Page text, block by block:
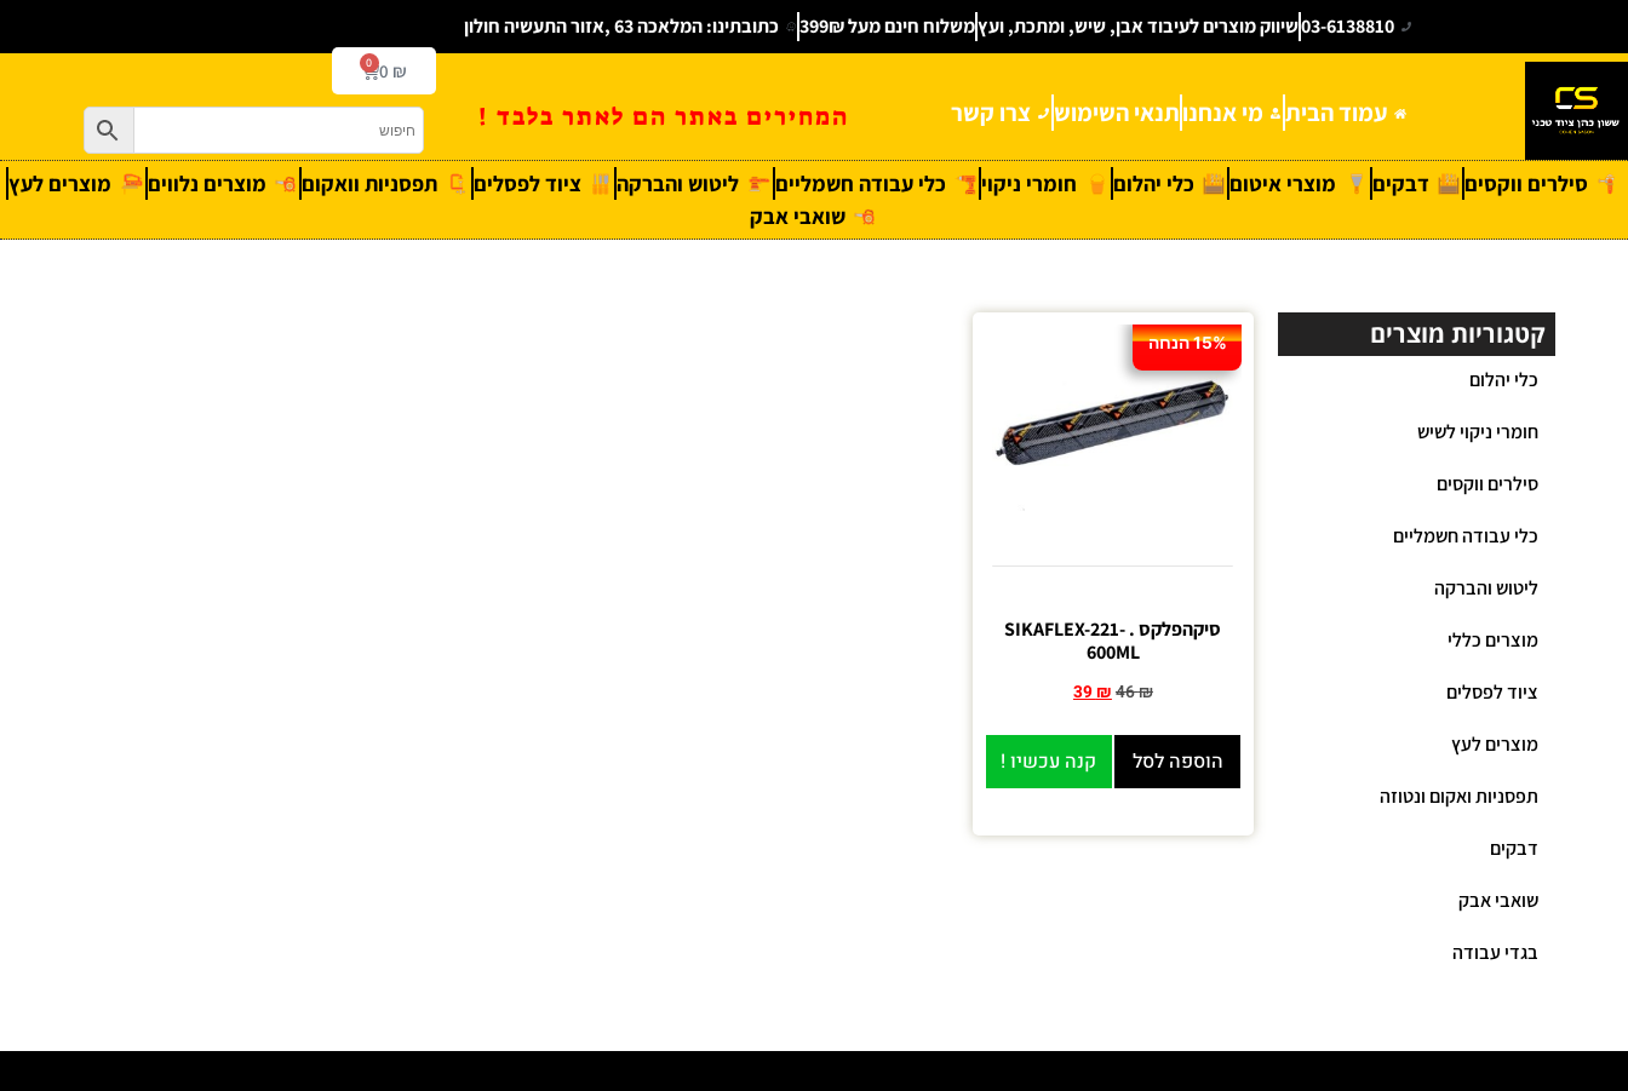
03-6138810שיווק מוצרים לעיבוד אבן, שיש, ומתכת, ועץמשלוח חינם מעל 399₪ כתובתינו: המלאכה 63 ,אזור התעשיה חולון
עמוד הבית מי אנחנותנאי השימוש צרו קשר המחירים באתר הם לאתר בלבד !
0 ₪
0
סילרים ווקסים דבקים מוצרי איטום כלי יהלום חומרי ניקוי כלי עבודה חשמליים ליטוש והברקה ציוד לפסלים תפסניות וואקום מוצרים נלווים
מוצרים לעץ
שואבי אבק
קטגוריות מוצרים
כלי יהלום
חומרי ניקוי לשיש
סילרים ווקסים
כלי עבודה חשמליים
ליטוש והברקה
מוצרים כללי
ציוד לפסלים
מוצרים לעץ
תפסניות ואקום ונטוזה
דבקים
שואבי אבק
בגדי עבודה
15% הנחה
סיקהפלקס . SIKAFLEX-221-
600ML
46₪
39₪
הוספה לסל קנה עכשיו !